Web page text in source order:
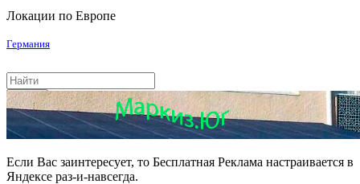
Поиск
Локации по Европе
Германия
Если Вас заинтересует, то Бесплатная Реклама настраивается в
Яндексе раз-и-навсегда.